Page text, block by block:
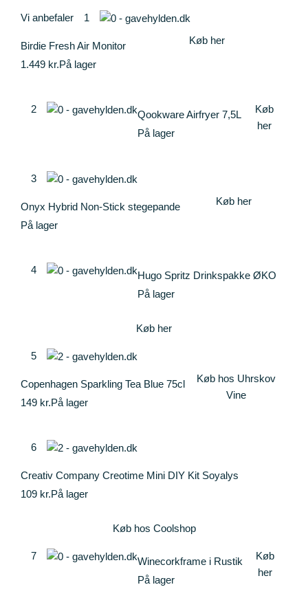
Vi anbefaler 1
Birdie Fresh Air Monitor
1.449 kr.På lager
Køb her
2
Qookware Airfryer 7,5L
På lager
Køb
her
3
Onyx Hybrid Non-Stick stegepande
På lager
Køb her
4
Hugo Spritz Drinkspakke ØKO
På lager
Køb her
5
Copenhagen Sparkling Tea Blue 75cl
149 kr.På lager
Køb hos Uhrskov
Vine
6
Creativ Company Creotime Mini DIY Kit Soyalys
109 kr.På lager
Køb hos Coolshop
7
Winecorkframe i Rustik
På lager
Køb
her